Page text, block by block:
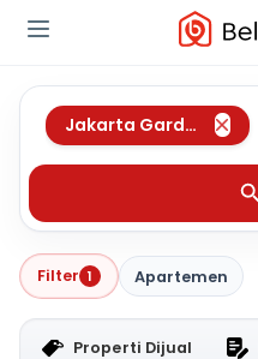
Jakarta Garden City ,
Filter 1 Apartemen
Properti Dijual